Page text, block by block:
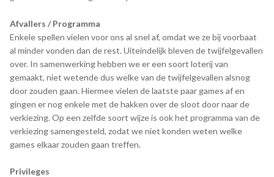
Afvallers / Programma
Enkele spellen vielen voor ons al snel af, omdat we ze bij voorbaat
al minder vonden dan de rest. Uiteindelijk bleven de twijfelgevallen
over. In samenwerking hebben we er een soort loterij van
gemaakt, niet wetende dus welke van de twijfelgevallen alsnog
door zouden gaan. Hiermee vielen de laatste paar games af en
gingen er nog enkele met de hakken over de sloot door naar de
verkiezing. Op een zelfde soort wijze is ook het programma van de
verkiezing samengesteld, zodat we niet konden weten welke
games elkaar zouden gaan treffen.
Privileges